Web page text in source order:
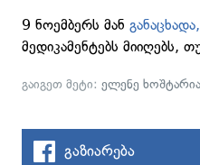
9 ნოემბერს მანგანაცხადა,
მედიკამენტებს მიიღებს,
გაიგეთ მეტი:ელენე ხოშტარია
გაზიარება